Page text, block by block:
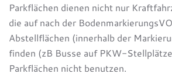
Parkflächen dienen nicht nur
die auf nach der
Abstellflächen (innerhalb der
finden (zB Busse auf PKW-
Parkflächen nicht benutzen.